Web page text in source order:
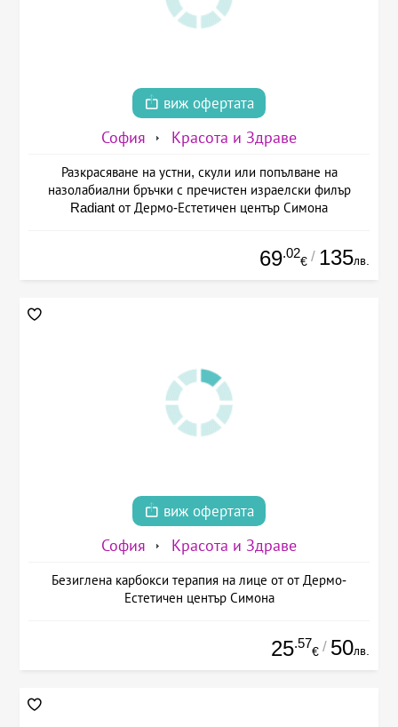
виж офертата
София Красота и Здраве
Разкрасяване на устни, скули или попълване на
назолабиални бръчки с пречистен израелски филър
Radiant от Дермо-Естетичен център Симона
69.02
€ / 135лв.
виж офертата
София Красота и Здраве
Безиглена карбокси терапия на лице от от Дермо-
Естетичен център Симона
25.57
€ / 50лв.